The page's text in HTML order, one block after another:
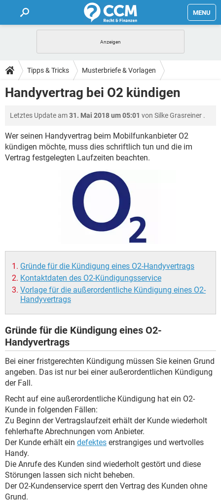
MENU
FORUM
TIPPS
LEXIKON
Tipps & Tricks Musterbriefe & Vorlagen
Handyvertrag bei O2 kündigen
Letztes Update am31. Mai 2018 um 05:01 von Silke Grasreiner .
Wer seinen Handyvertrag beim Mobilfunkanbieter O2
kündigen möchte, muss dies schriftlich tun und die im
Vertrag festgelegten Laufzeiten beachten.
Gründe für die Kündigung eines O2-Handyvertrags
Kontaktdaten des O2-Kündigungsservice
Vorlage für die außerordentliche Kündigung eines O2-
Handyvertrags
Gründe für die Kündigung eines O2-
Handyvertrags
Bei einer fristgerechten Kündigung müssen Sie keinen Grund
angeben. Das ist nur bei einer außerordentlichen Kündigung
der Fall.
Recht auf eine außerordentliche Kündigung hat ein O2-
Kunde in folgenden Fällen:
Zu Beginn der Vertragslaufzeit erhält der Kunde wiederholt
fehlerhafte Abrechnungen vom Anbieter.
Der Kunde erhält ein defektes erstrangiges und wertvolles
Handy.
Die Anrufe des Kunden sind wiederholt gestört und diese
Störungen lassen sich nicht beheben.
Der O2-Kundenservice sperrt den Vertrag des Kunden ohne
Grund.